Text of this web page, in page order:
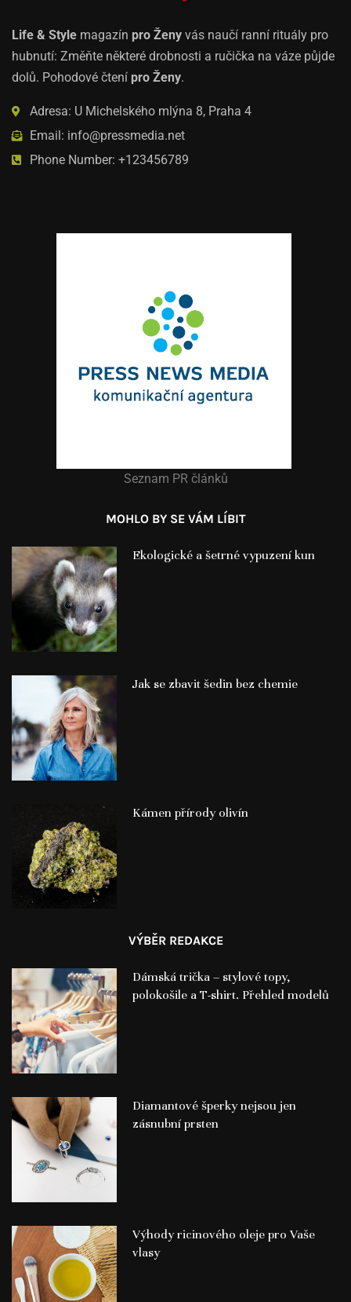
Life & Style magazín pro Ženy vás naučí ranní rituály pro
hubnutí: Změňte některé drobnosti a ručička na váze půjde
dolů. Pohodové čtení pro Ženy.
Adresa: U Michelského mlýna 8, Praha 4
Email: info@pressmedia.net
Phone Number: +123456789
Seznam PR článků
MOHLO BY SE VÁM LÍBIT
Ekologické a šetrné vypuzení kun
Jak se zbavit šedin bez chemie
Kámen přírody olivín
VÝBĚR REDAKCE
Dámská trička – stylové topy,
polokošile a T-shirt. Přehled modelů
Diamantové šperky nejsou jen
zásnubní prsten
Výhody ricinového oleje pro Vaše
vlasy